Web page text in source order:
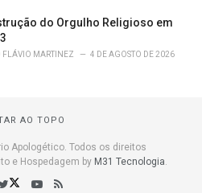
do Orgulho Religioso em
FLÁVIO MARTINEZ 4 DE AGOSTO DE 2026
AO TOPO
Apologético. Todos os direitos
e Hospedagem by M31 Tecnologia